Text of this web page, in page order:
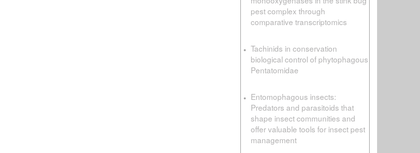
pest complex through
comparative transcriptomics
Tachinids in conservation
biological control of phytophagous
Pentatomidae
Entomophagous insects:
Predators and parasitoids that
shape insect communities and
offer valuable tools for insect pest
management